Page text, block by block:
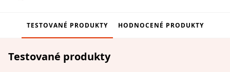
testerka
TESTOVANÉ PRODUKTY HODNOCENÉ PRODUKTY
Testované produkty